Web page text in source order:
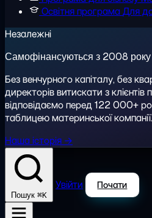
Освітня програмаДля
Незалежні
Самофінансуються з 2008 року
Без венчурного капіталу, без
директорів витискати з
відповідаємо перед 122 000+
таблицею материнської компанії.
Наша історія →
Пошук ⌘K
Увійти Почати